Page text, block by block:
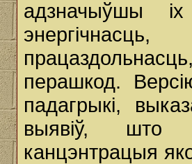
адзначыўшы іх
перашкод.
падагрыкі,
выявіў, што
канцэнтрацыя